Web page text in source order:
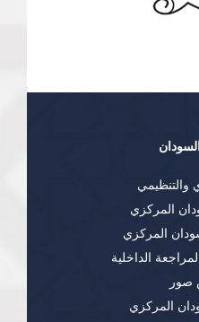
والتنظيمي
المركزي
المركزي
الداخلية
صور
المركزي